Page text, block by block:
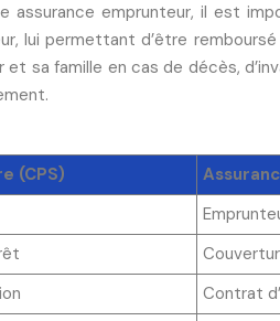
assurance emprunteur, il est
lui permettant d’être
sa famille en cas de décès,
(CPS)
Contrat